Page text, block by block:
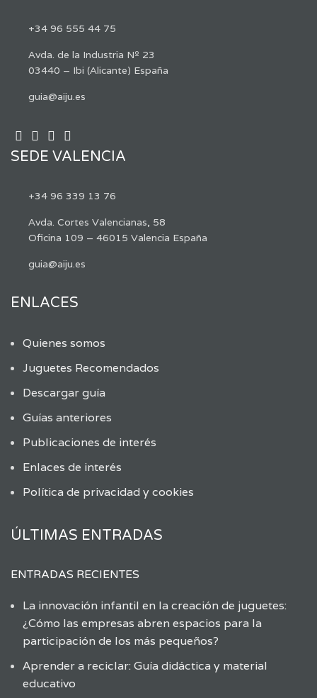
+34 96 555 44 75
Avda. de la Industria Nº 23
03440 – Ibi (Alicante) España
guia@aiju.es
SEDE VALENCIA
+34 96 339 13 76
Avda. Cortes Valencianas, 58
Oficina 109 – 46015 Valencia España
guia@aiju.es
ENLACES
Quienes somos
Juguetes Recomendados
Descargar guía
Guías anteriores
Publicaciones de interés
Enlaces de interés
Política de privacidad y cookies
ÚLTIMAS ENTRADAS
ENTRADAS RECIENTES
La innovación infantil en la creación de juguetes:
¿Cómo las empresas abren espacios para la
participación de los más pequeños?
Aprender a reciclar: Guía didáctica y material
educativo